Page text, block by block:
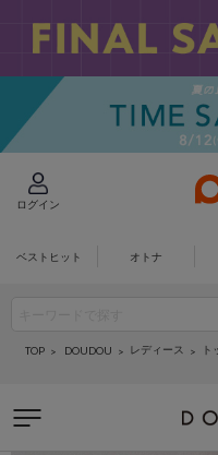
ログイン
ベストヒット オトナ
TOP DOUDOU レディース ト